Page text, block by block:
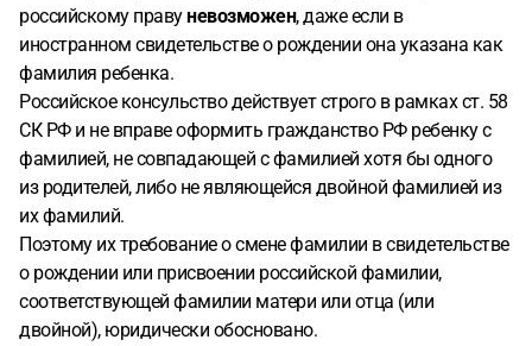
российскому правуневозможен, даже если в
иностранном свидетельстве о рождении она указана как
фамилия ребенка.
Российское консульство действует строго в рамках ст. 58
СК РФ и не вправе оформить гражданство РФ ребенку с
фамилией, не совпадающей с фамилией хотя бы одного
из родителей, либо не являющейся двойной фамилией из
их фамилий.
Поэтому их требование о смене фамилии в свидетельстве
о рождении или присвоении российской фамилии,
соответствующей фамилии матери или отца (или
двойной), юридически обосновано.